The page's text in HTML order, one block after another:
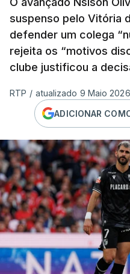
suspenso pelo Vitória
defender um colega
rejeita os “motivos
clube justificou a
RTP / atualizado 9 Maio
ADICIONAR